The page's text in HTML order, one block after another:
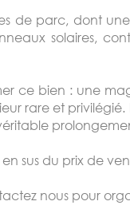
de parc, dont
solaires,
ce bien : une
rare et
sus du prix de
nous pour